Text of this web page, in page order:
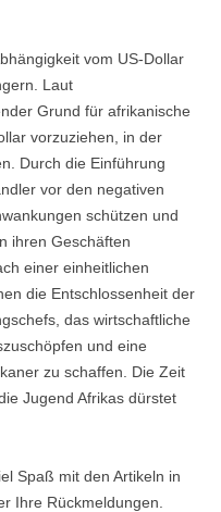
vom US-Dollar
Laut
Grund für afrikanische
vorzuziehen, in der
Durch die Einführung
vor den negativen
schützen und
ihren Geschäften
einer einheitlichen
die Entschlossenheit der
das wirtschaftliche
und eine
zu schaffen. Die Zeit
Jugend Afrikas dürstet
Spaß mit den Artikeln in
Ihre Rückmeldungen.